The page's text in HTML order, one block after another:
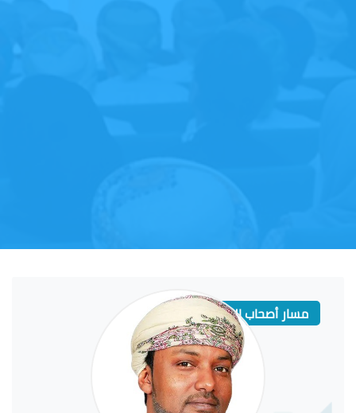
مسار أصحاب السعادة